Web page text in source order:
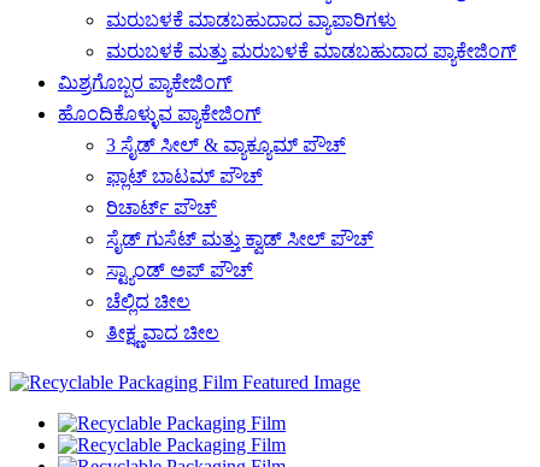
ಮರುಬಳಕೆ ಮಾಡಬಹುದಾದ ವ್ಯಾಪಾರಿಗಳು
ಮರುಬಳಕೆ ಮತ್ತು ಮರುಬಳಕೆ ಮಾಡಬಹುದಾದ ಪ್ಯಾಕೇಜಿಂಗ್
ಮಿಶ್ರಗೊಬ್ಬರ ಪ್ಯಾಕೇಜಿಂಗ್
ಹೊಂದಿಕೊಳ್ಳುವ ಪ್ಯಾಕೇಜಿಂಗ್
3 ಸೈಡ್ ಸೀಲ್ & ವ್ಯಾಕ್ಯೂಮ್ ಪೌಚ್
ಫ್ಲಾಟ್ ಬಾಟಮ್ ಪೌಚ್
ರಿಚಾರ್ಟ್ ಪೌಚ್
ಸೈಡ್ ಗುಸೆಟ್ ಮತ್ತು ಕ್ವಾಡ್ ಸೀಲ್ ಪೌಚ್
ಸ್ಟ್ಯಾಂಡ್ ಅಪ್ ಪೌಚ್
ಚೆಲ್ಲಿದ ಚೀಲ
ತೀಕ್ಷ್ಣವಾದ ಚೀಲ